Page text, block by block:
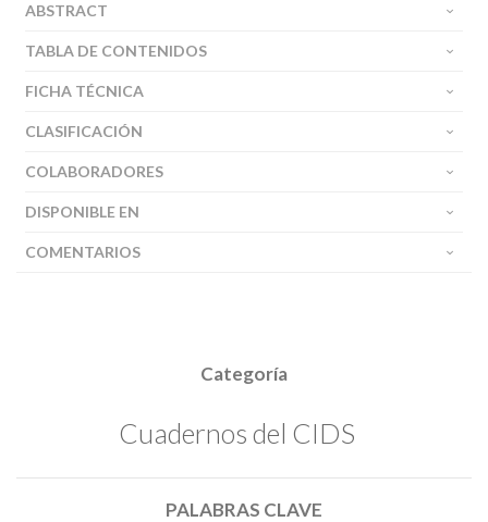
ABSTRACT
TABLA DE CONTENIDOS
FICHA TÉCNICA
CLASIFICACIÓN
COLABORADORES
DISPONIBLE EN
COMENTARIOS
Categoría
Cuadernos del CIDS
PALABRAS CLAVE